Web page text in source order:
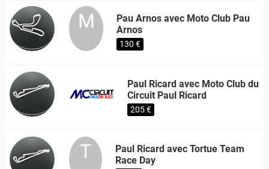
M
Pau Arnos avec Moto Club Pau
Arnos
130 €
Paul Ricard avec Moto Club du
Circuit Paul Ricard
205 €
T
Paul Ricard avec Tortue Team
Race Day